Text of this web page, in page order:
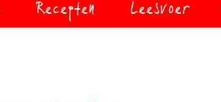
Recepten Leesvoer